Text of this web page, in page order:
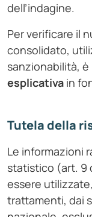
dell’indagine.
Per verificare il
consolidato,
sanzionabilità,
esplicativa in
Tutela della
Le informazioni
statistico (art. 9
essere
trattamenti, dai